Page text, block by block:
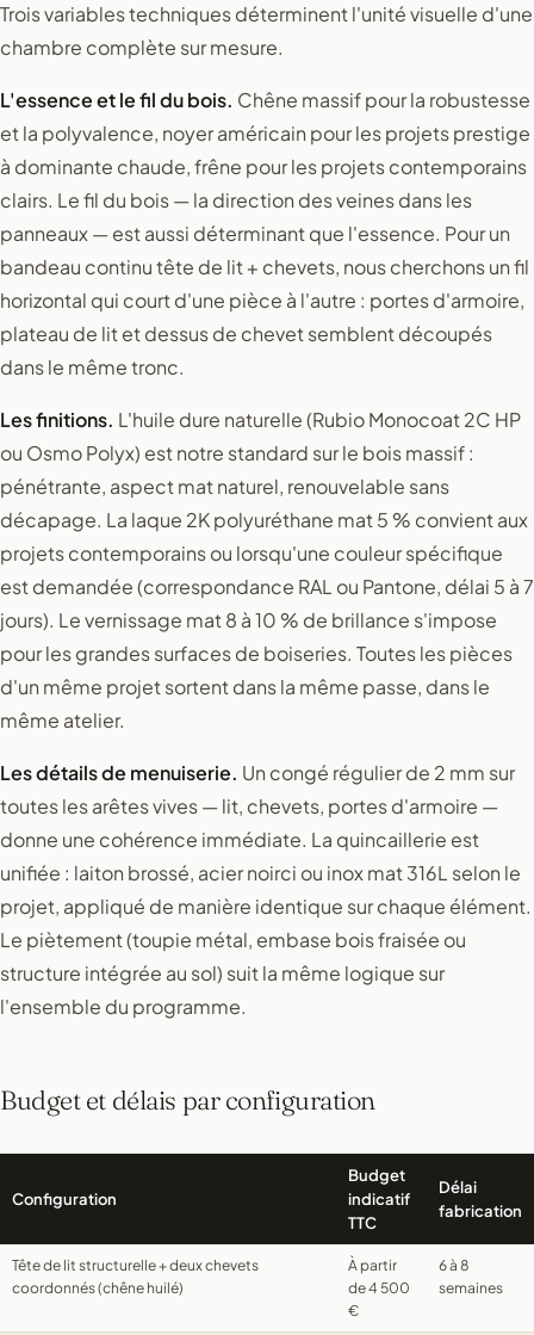
Trois variables techniques déterminent l'unité visuelle d'une
chambre complète sur mesure.
L'essence et le fil du bois. Chêne massif pour la robustesse
et la polyvalence, noyer américain pour les projets prestige
à dominante chaude, frêne pour les projets contemporains
clairs. Le fil du bois — la direction des veines dans les
panneaux — est aussi déterminant que l'essence. Pour un
bandeau continu tête de lit + chevets, nous cherchons un fil
horizontal qui court d'une pièce à l'autre : portes d'armoire,
plateau de lit et dessus de chevet semblent découpés
dans le même tronc.
Les finitions. L'huile dure naturelle (Rubio Monocoat 2C HP
ou Osmo Polyx) est notre standard sur le bois massif :
pénétrante, aspect mat naturel, renouvelable sans
décapage. La laque 2K polyuréthane mat 5 % convient aux
projets contemporains ou lorsqu'une couleur spécifique
est demandée (correspondance RAL ou Pantone, délai 5 à 7
jours). Le vernissage mat 8 à 10 % de brillance s'impose
pour les grandes surfaces de boiseries. Toutes les pièces
d'un même projet sortent dans la même passe, dans le
même atelier.
Les détails de menuiserie. Un congé régulier de 2 mm sur
toutes les arêtes vives — lit, chevets, portes d'armoire —
donne une cohérence immédiate. La quincaillerie est
unifiée : laiton brossé, acier noirci ou inox mat 316L selon le
projet, appliqué de manière identique sur chaque élément.
Le piètement (toupie métal, embase bois fraisée ou
structure intégrée au sol) suit la même logique sur
l'ensemble du programme.
Budget et délais par configuration
Configuration
Budget
indicatif
TTC
Délai
fabrication
Tête de lit structurelle + deux chevets
coordonnés (chêne huilé)
À partir
de 4 500
€
6 à 8
semaines